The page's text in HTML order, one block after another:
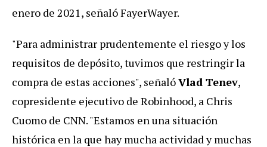
enero de 2021, señaló FayerWayer.
"Para administrar prudentemente el riesgo y los
requisitos de depósito, tuvimos que restringir la
compra de estas acciones", señalóVlad Tenev,
copresidente ejecutivo de Robinhood, a Chris
Cuomo de CNN. "Estamos en una situación
histórica en la que hay mucha actividad y muchas